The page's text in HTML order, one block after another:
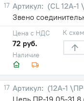
17
(CL 12A-1
Звено
Наличие
Цена с НДС
72 руб.
К
17
(12А-1
Цепь ПР-19,05-